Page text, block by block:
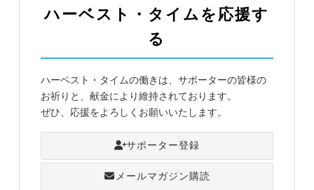
ハーベスト・タイムを応援す
る
ハーベスト・タイムの働きは、サポーターの皆様の
お祈りと、献金により維持されております。
ぜひ、応援をよろしくお願いいたします。
サポーター登録
メールマガジン購読